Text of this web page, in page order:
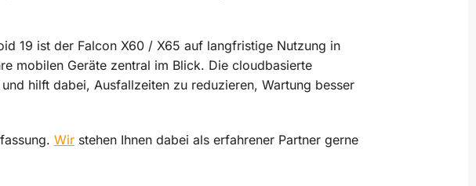
19 ist der Falcon X60 / X65 auf langfristige Nutzung in
mobilen Geräte zentral im Blick. Die cloudbasierte
hilft dabei, Ausfallzeiten zu reduzieren, Wartung besser
Wirstehen Ihnen dabei als erfahrener Partner gerne